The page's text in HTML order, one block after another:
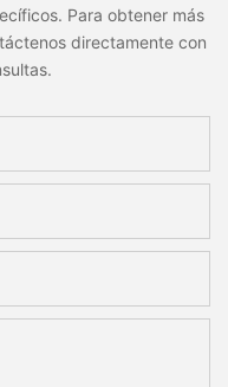
Para obtener más
directamente con